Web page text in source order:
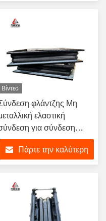
Βίντεο
φλάντζης Μη
ελαστική
για σύνδεση
αέρα
Πάρτε την καλύτερη